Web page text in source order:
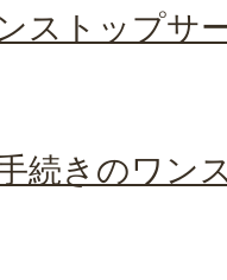
ストップサ
続きのワン